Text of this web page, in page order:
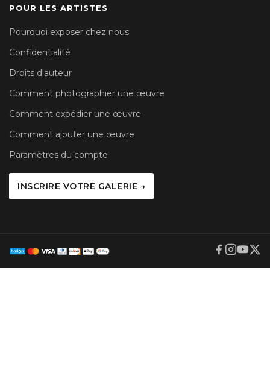
POUR LES ARTISTES
Pourquoi exposer chez nous
Confidentialité
Droits d'auteur
Comment photographier une œuvre
Comment expédier une œuvre
Comment ajouter une œuvre
Paramètres du compte
INSCRIRE VOTRE GALERIE →